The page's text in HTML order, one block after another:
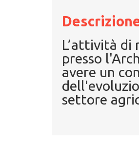
L’attività di
presso
avere un
settore